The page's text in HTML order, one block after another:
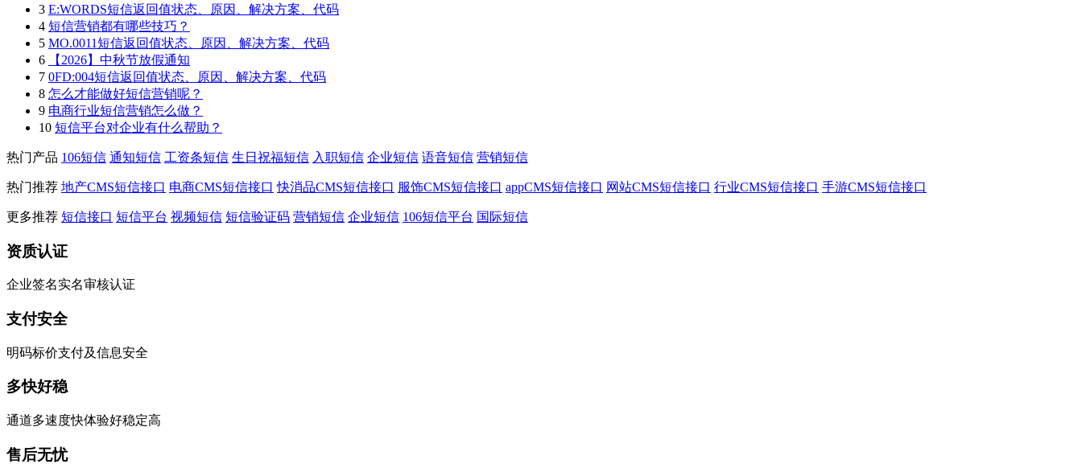
3 E:WORDS短信返回值状态、原因、解决方案、代码
4 短信营销都有哪些技巧？
5 MO.0011短信返回值状态、原因、解决方案、代码
6
【2026】中秋节放假通知
7 0FD:004短信返回值状态、原因、解决方案、代码
8 怎么才能做好短信营销呢？
9 电商行业短信营销怎么做？
10 短信平台对企业有什么帮助？
热门产品 106短信 通知短信 工资条短信 生日祝福短信 入职短信 企业短信 语音短信 营销短信
热门推荐 地产CMS短信接口 电商CMS短信接口 快消品CMS短信接口 服饰CMS短信接口 appCMS短信接口 网站CMS短信接口 行业CMS短信接口 手游CMS短信接口
更多推荐 短信接口 短信平台 视频短信 短信验证码 营销短信 企业短信 106短信平台 国际短信
资质认证
企业签名实名审核认证
支付安全
明码标价支付及信息安全
多快好稳
通道多速度快体验好稳定高
售后无忧